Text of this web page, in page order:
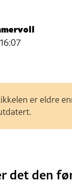
er eldre
det den